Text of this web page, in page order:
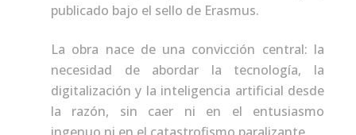
publicado bajo el sello de Erasmus.
La obra nace de una convicción central: la
necesidad de abordar la tecnología, la
digitalización y la inteligencia artificial desde
la razón, sin caer ni en el entusiasmo